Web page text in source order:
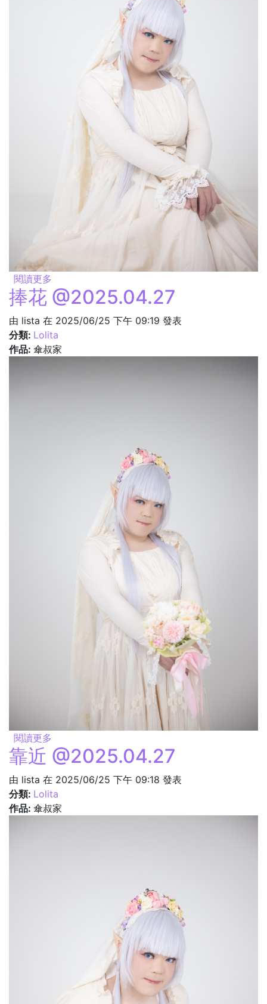
閱讀更多
雅的華麗感
捧花 @2025.04.27
由 lista 在 2025/06/25 下午 09:19 發表
分類: Lolita
作品: 傘叔家
閱讀更多
靠近 @2025.04.27
由 lista 在 2025/06/25 下午 09:18 發表
分類: Lolita
作品: 傘叔家